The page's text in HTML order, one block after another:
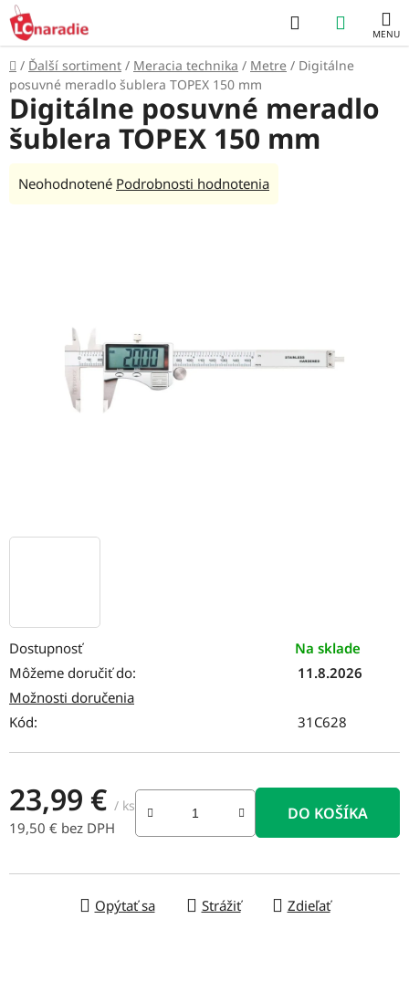
Prejsť
na
obsah
Hľadať
KOŠÍK
Domov
/ Ďalší sortiment / Meracia technika / Metre / Digitálne
posuvné meradlo šublera TOPEX 150 mm
Dostupnosť
Na sklade
Môžeme doručiť do:
11.8.2026
Možnosti doručenia
Kód:
31C628
23,99 € / ks
19,50 € bez DPH
DO KOŠÍKA
Opýtať sa Strážiť Zdieľať
Digitálne posuvné meradlo
šublera TOPEX 150 mm
Priemerné
hviezdičiek.
Neohodnotené Podrobnosti hodnotenia